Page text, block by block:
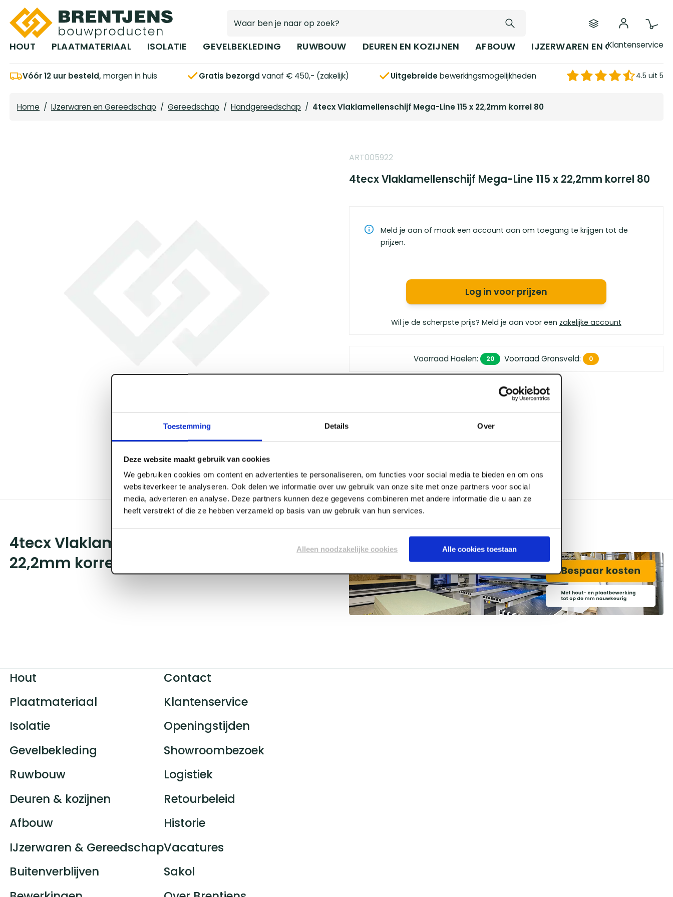
Toestemming Details Over
Deze website maakt gebruik van cookies
We gebruiken cookies om content en advertenties te personaliseren, om functies voor social media te bieden en om ons
websiteverkeer te analyseren. Ook delen we informatie over uw gebruik van onze site met onze partners voor social
media, adverteren en analyse. Deze partners kunnen deze gegevens combineren met andere informatie die u aan ze
heeft verstrekt of die ze hebben verzameld op basis van uw gebruik van hun services.
Alleen noodzakelijke cookies Alle cookies toestaan
Ga naar hoofdinhoud
HOUT PLAATMATERIAAL ISOLATIE GEVELBEKLEDING RUWBOUW DEUREN EN KOZIJNEN AFBOUW IJZERWAREN EN GEREEDSCHAP
Klantenservice
Vóór 12 uur besteld,morgen in huis Gratis bezorgd vanaf € 450,- (zakelijk) Uitgebreidebewerkingsmogelijkheden 4.5 uit 5
Home / IJzerwaren en Gereedschap / Gereedschap / Handgereedschap / 4tecx Vlaklamellenschijf Mega-Line 115 x 22,2mm korrel 80
ART005922
4tecx Vlaklamellenschijf Mega-Line 115 x 22,2mm korrel 80
Meld je aan of maak een account aan om toegang te krijgen tot de
prijzen.
Log in voor prijzen
Wil je de scherpste prijs? Meld je aan voor een zakelijke account
Voorraad Haelen: 20 Voorraad Gronsveld: 0
vanaf € 450,- (zakelijk)
een 4.5 uit 5
4tecx Vlaklamellenschijf Mega-Line 115 x
22,2mm korrel 80
Hout
Plaatmateriaal
Isolatie
Gevelbekleding
Ruwbouw
Deuren & kozijnen
Afbouw
IJzerwaren & Gereedschap
Buitenverblijven
Contact
Klantenservice
Openingstijden
Showroombezoek
Logistiek
Retourbeleid
Historie
Vacatures
Sakol